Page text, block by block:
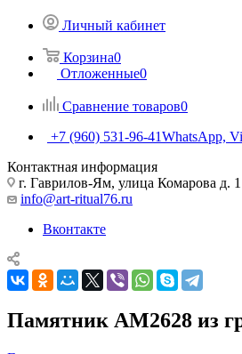
Личный кабинет
Корзина0
Отложенные0
Сравнение товаров0
+7 (960) 531-96-41WhatsApp,
Контактная информация
г. Гаврилов-Ям, улица Комарова д. 1
info@art-ritual76.ru
Вконтакте
Памятник AM2628 из